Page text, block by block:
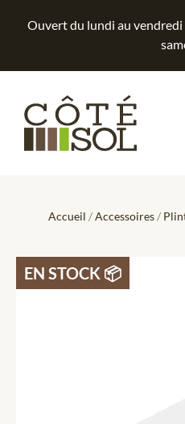
Ouvert du lundi au vendredi
Accueil /Accessoires /
EN STOCK 📦